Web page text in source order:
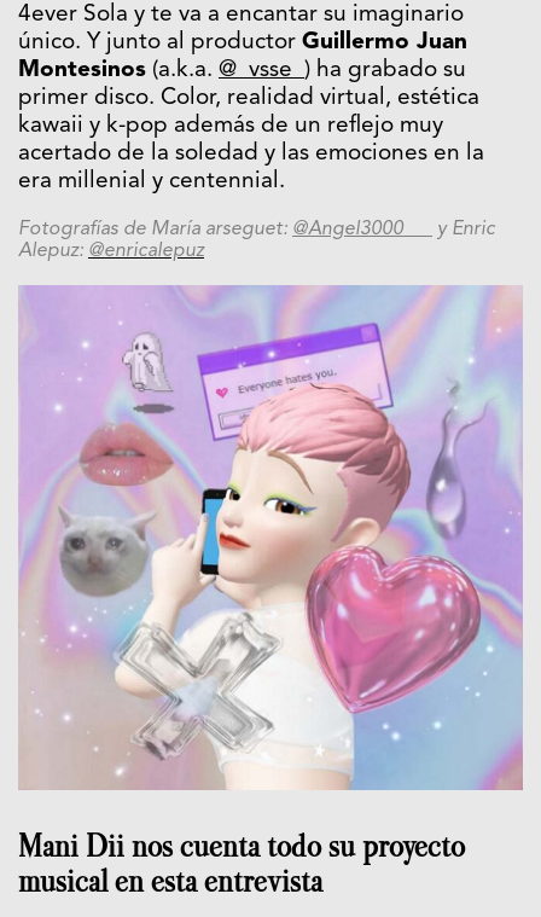
4ever Sola y te va a encantar su imaginario
único. Y junto al productor Guillermo Juan
Montesinos (a.k.a. @_vsse_ ) ha grabado su
primer disco. Color, realidad virtual, estética
kawaii y k-pop además de un reflejo muy
acertado de la soledad y las emociones en la
era millenial y centennial.
Fotografías de María arseguet: @Angel3000___
y Enric
Alepuz: @enricalepuz
Mani Dii nos cuenta todo su proyecto
musical en esta entrevista